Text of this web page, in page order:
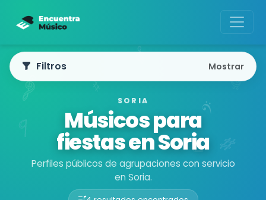
SORIA
Músicos para
fiestas en Soria
Perfiles públicos de agrupaciones con servicio
en Soria.
Filtros Mostrar